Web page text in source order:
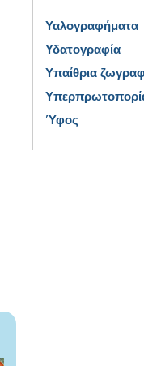
Υαλογραφήματα
Υδατογραφία
Υπαίθρια
Ύφος